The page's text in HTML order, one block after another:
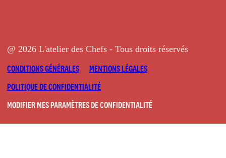
@ 2026 L'atelier des Chefs - Tous droits réservés
CONDITIONS GÉNÉRALES
MENTIONS LÉGALES
POLITIQUE DE CONFIDENTIALITÉ
MODIFIER MES PARAMÈTRES DE CONFIDENTIALITÉ